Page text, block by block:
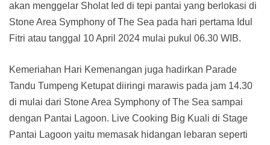
akan menggelar Sholat Ied di tepi pantai yang berlokasi di
Stone Area Symphony of The Sea pada hari pertama Idul
Fitri atau tanggal 10 April 2024 mulai pukul 06.30 WIB.
Kemeriahan Hari Kemenangan juga hadirkan Parade
Tandu Tumpeng Ketupat diiringi marawis pada jam 14.30
di mulai dari Stone Area Symphony of The Sea sampai
dengan Pantai Lagoon. Live Cooking Big Kuali di Stage
Pantai Lagoon yaitu memasak hidangan lebaran seperti